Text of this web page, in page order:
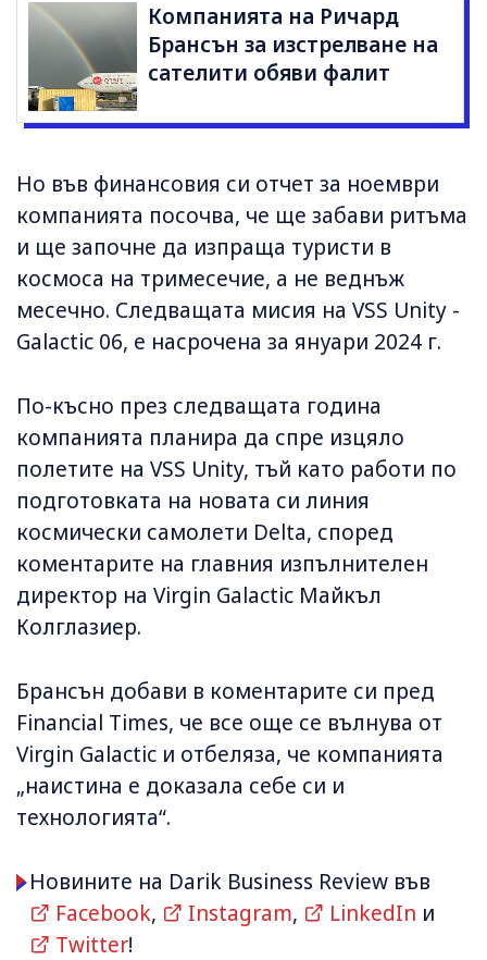
Компанията на Ричард
Брансън за изстрелване на
сателити обяви фалит
Но във финансовия си отчет за ноември
компанията посочва, че ще забави ритъма
и ще започне да изпраща туристи в
космоса на тримесечие, а не веднъж
месечно. Следващата мисия на VSS Unity -
Galactic 06, е насрочена за януари 2024 г.
По-късно през следващата година
компанията планира да спре изцяло
полетите на VSS Unity, тъй като работи по
подготовката на новата си линия
космически самолети Delta, според
коментарите на главния изпълнителен
директор на Virgin Galactic Майкъл
Колглазиер.
Брансън добави в коментарите си пред
Financial Times, че все още се вълнува от
Virgin Galactic и отбеляза, че компанията
„наистина е доказала себе си и
технологията“.
Новините на Darik Business Review във
Facebook, Instagram, LinkedIn и
Twitter!